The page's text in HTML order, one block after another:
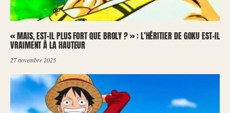
« MAIS, EST-IL PLUS FORT QUE BROLY ? » : L’HÉRITIER DE GOKU EST-IL
VRAIMENT À LA HAUTEUR
27 novembre 2025